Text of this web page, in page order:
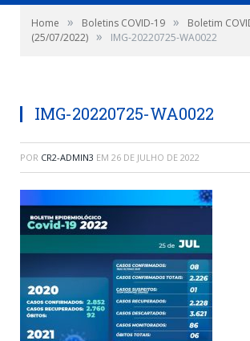
Home » Boletins COVID-19 »
Boletim
(25/07/2022) » IMG-20220725-WA0022
IMG-20220725-WA0022
POR CR2-ADMIN3 EM 26 DE JULHO DE 2022